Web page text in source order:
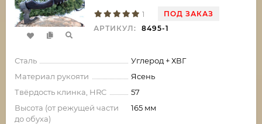
1
ПОД ЗАКАЗ
АРТИКУЛ:
8495-1
Сталь
Углерод + ХВГ
Материал рукояти
Ясень
Твёрдость клинка, HRC
57
Высота (от режущей части
до обуха)
165 мм